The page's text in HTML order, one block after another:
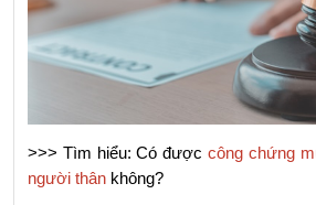
>>> Tìm hiểu: Có được công chứng
người thân không?